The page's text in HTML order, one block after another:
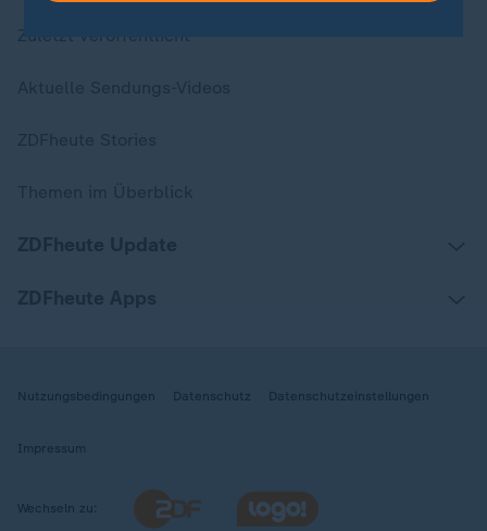
Zuletzt veröffentlicht
Nutzungsbedingungen Datenschutz Datenschutzeinstellungen
Impressum
Wechseln zu: